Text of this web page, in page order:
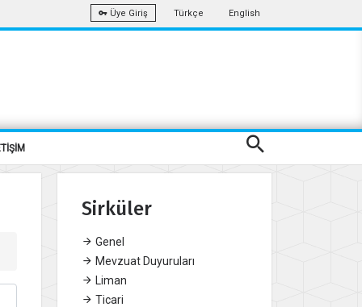
Üye Giriş Türkçe English
Sirküler
Genel
Mevzuat Duyuruları
Liman
Ticari